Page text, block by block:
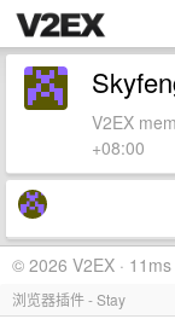
V2EX
+08:00
© 2026 V2EX · 11ms
浏览器插件 - Stay